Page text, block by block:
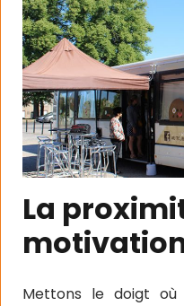
La
Mettons le doigt